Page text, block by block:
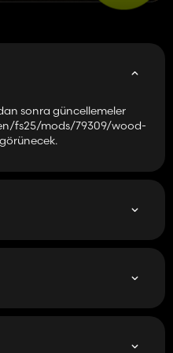
sonra güncellemeler
fs25/mods/79309/wood-